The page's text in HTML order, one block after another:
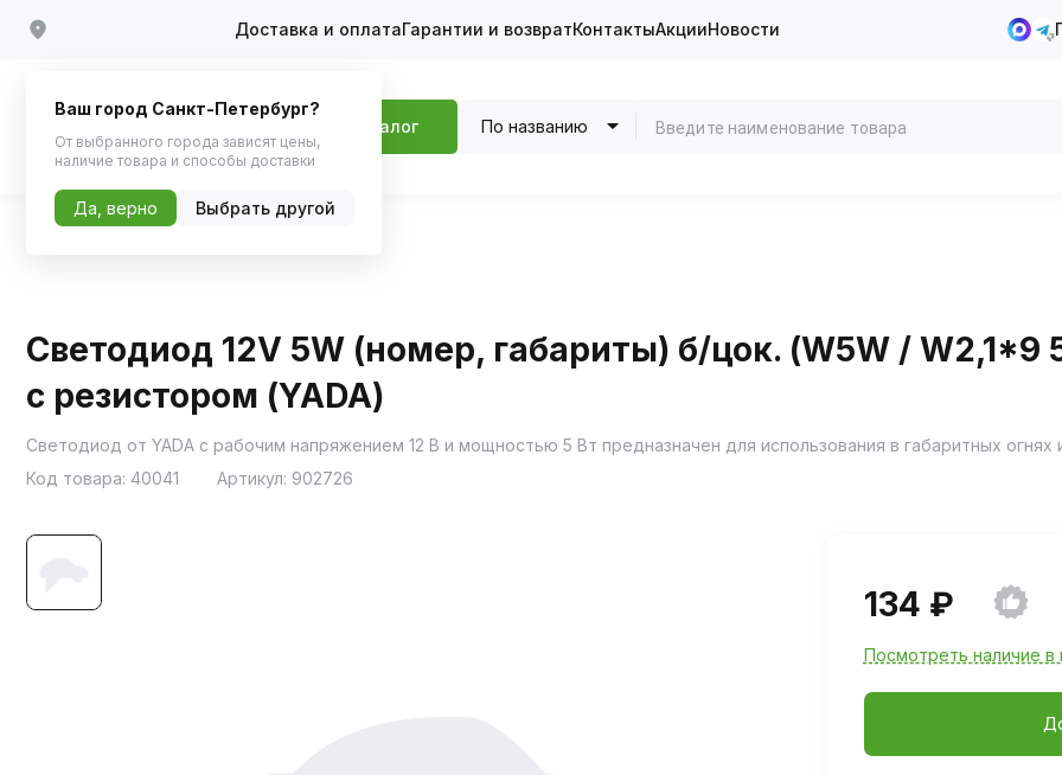
Доставка и оплатаГарантии и возвратКонтактыАкцииНовости
Каталог По названию
Светодиод 12V 5W (номер, габариты) б/цок. (W5W / W2,1*9
с резистором (YADA)
Светодиод от YADA с рабочим напряжением 12 В и мощностью 5 Вт предназначен для использования в габаритных
Код товара: 40041 Артикул: 902726
134 ₽
Посмотреть наличие в
Ваш город Санкт-Петербург?
От выбранного города зависят цены,
наличие товара и способы доставки
Да, верно Выбрать другой